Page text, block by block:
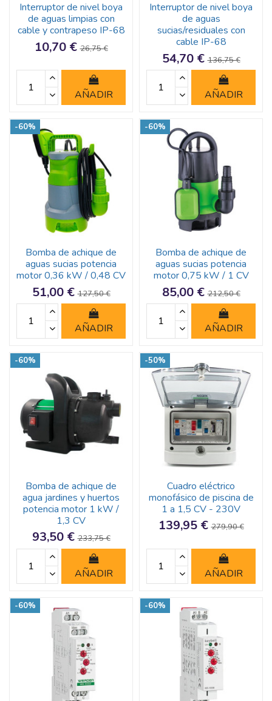
Interruptor de nivel boya
de aguas limpias con
cable y contrapeso IP-68
10,70 €26,75 €
AÑADIR
Interruptor de nivel boya
de aguas
sucias/residuales con
cable IP-68
54,70 €136,75 €
AÑADIR
-60%
Bomba de achique de
aguas sucias potencia
motor 0,36 kW / 0,48 CV
51,00 €127,50 €
AÑADIR
-60%
Bomba de achique de
aguas sucias potencia
motor 0,75 kW / 1 CV
85,00 €212,50 €
AÑADIR
-60%
Bomba de achique de
agua jardines y huertos
potencia motor 1 kW /
1,3 CV
93,50 €233,75 €
AÑADIR
-50%
Cuadro eléctrico
monofásico de piscina de
1 a 1,5 CV - 230V
139,95 €279,90 €
AÑADIR
-60% -60%